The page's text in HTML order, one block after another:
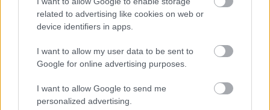
related to advertising like cookies on web or
device identifiers in apps.
I want to allow my user data to be sent to
Google for online advertising purposes.
I want to allow Google to send me
personalized advertising.
Támogasd adományoddal
a ManUtdFanatics.hu működését!